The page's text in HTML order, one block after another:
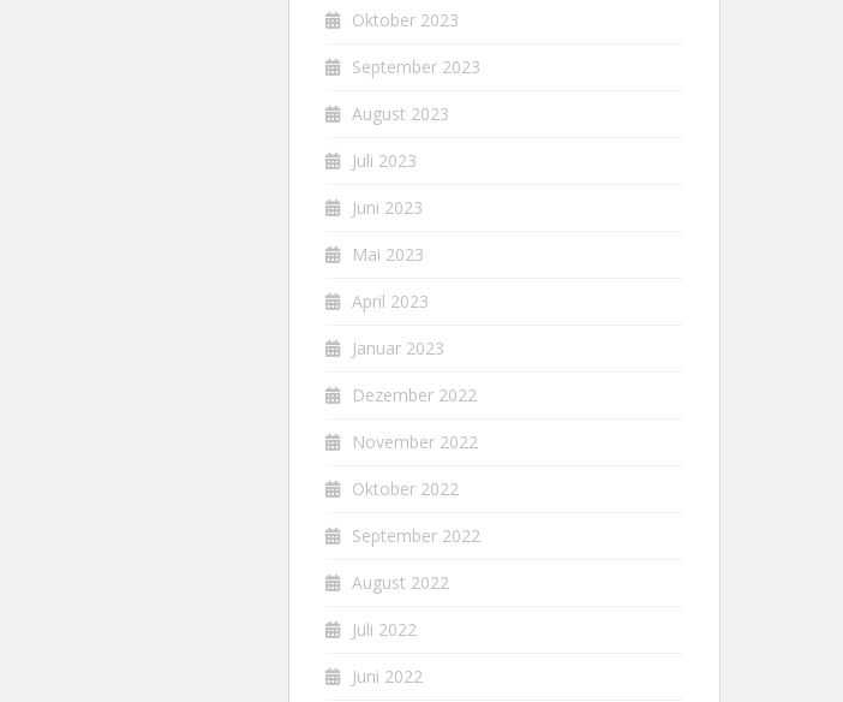
Oktober 2023
September 2023
August 2023
Juli 2023
Juni 2023
Mai 2023
April 2023
Januar 2023
Dezember 2022
November 2022
Oktober 2022
September 2022
August 2022
Juli 2022
Juni 2022